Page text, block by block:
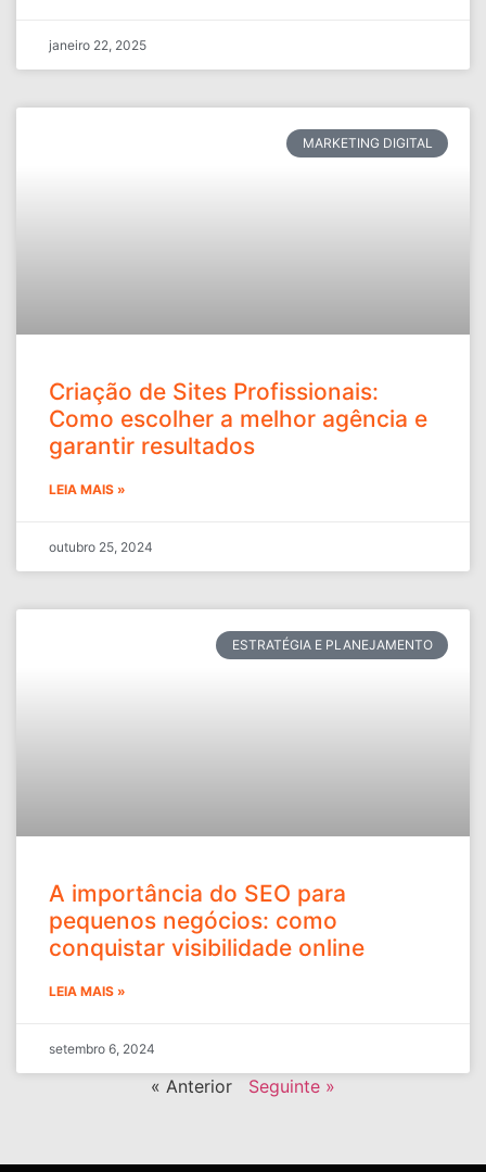
janeiro 22, 2025
MARKETING DIGITAL
Criação de Sites Profissionais:
Como escolher a melhor agência e
garantir resultados
LEIA MAIS »
outubro 25, 2024
ESTRATÉGIA E PLANEJAMENTO
A importância do SEO para
pequenos negócios: como
conquistar visibilidade online
LEIA MAIS »
setembro 6, 2024
« Anterior Seguinte »